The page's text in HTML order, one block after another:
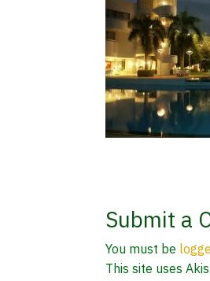
Submit a
You must be
This site uses